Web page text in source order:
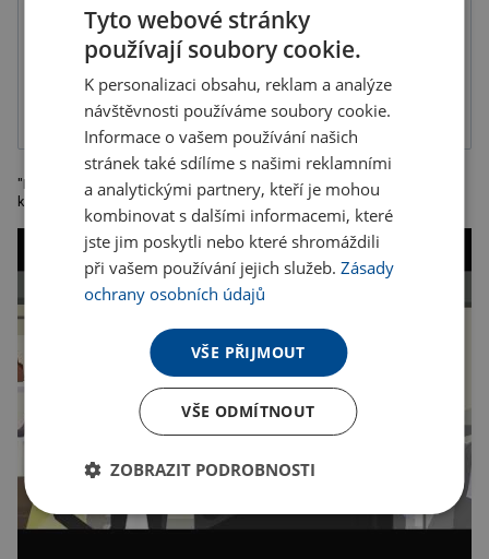
Gravír
Tampónový tisk
2-složková
barva, balené v
krabičce
"Nerezová baňka ve tvaru hrdla s objemem 178 ml; pěkný vrchol na
každé párty! Vaše logo vyryjeme na baňku."
Tyto webové stránky
používají soubory cookie.
K personalizaci obsahu, reklam a analýze
návštěvnosti používáme soubory cookie.
Informace o vašem používání našich
stránek také sdílíme s našimi reklamními
a analytickými partnery, kteří je mohou
kombinovat s dalšími informacemi, které
jste jim poskytli nebo které shromáždili
při vašem používání jejich služeb.Zásady
ochrany osobních údajů
VŠE PŘIJMOUT
VŠE ODMÍTNOUT
ZOBRAZIT PODROBNOSTI